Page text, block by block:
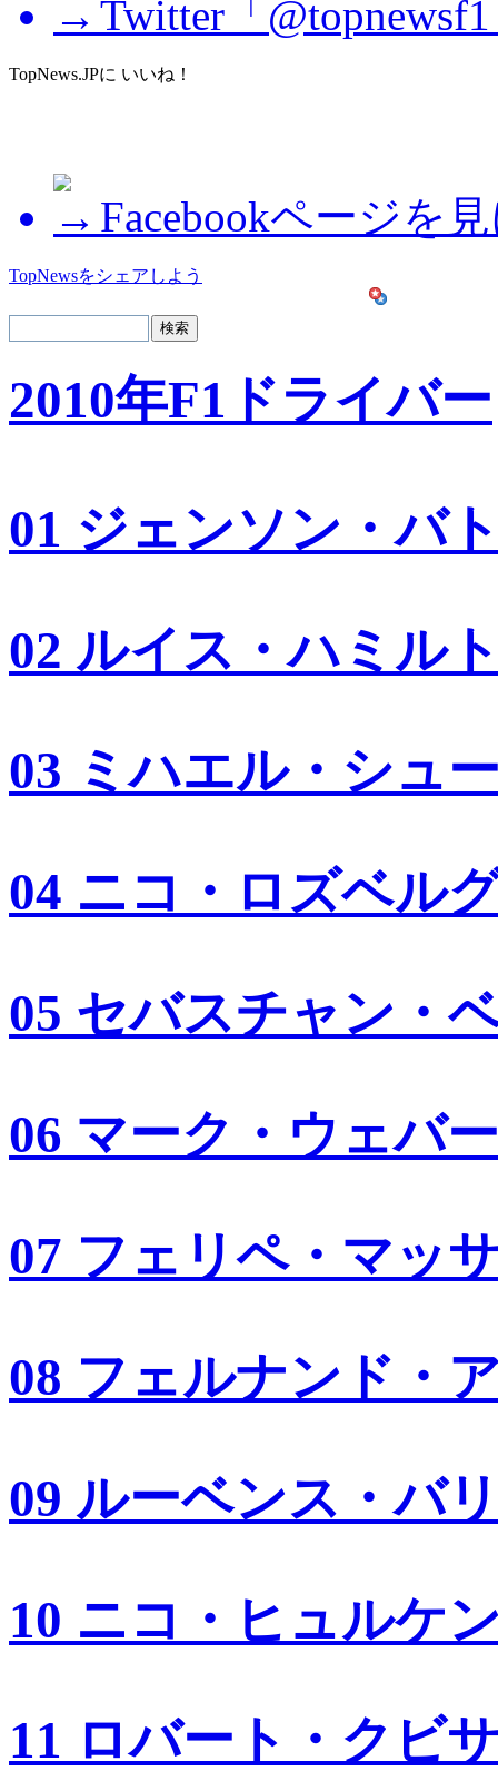
Twitter「
TopNews.JPに いいね！
Facebookページを
TopNewsをシェアしよう
2010年F1ドライバー
01 ジェンソン・バ
02 ルイス・ハミル
03 ミハエル・シュ
04 ニコ・ロズベル
05 セバスチャン・
06 マーク・ウェバー
07 フェリペ・マッ
08 フェルナンド・
09 ルーベンス・バ
10 ニコ・ヒュルケ
11 ロバート・クビ